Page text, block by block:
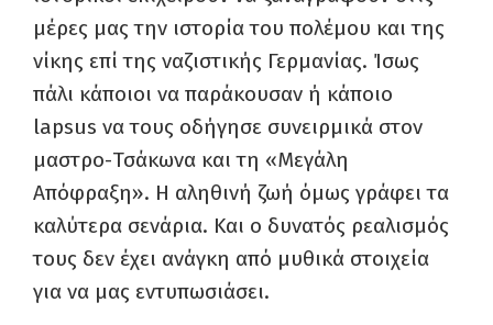
μέρες μας την ιστορία του πολέμου και της
νίκης επί της ναζιστικής Γερμανίας. Ίσως
πάλι κάποιοι να παράκουσαν ή κάποιο
lapsus να τους οδήγησε συνειρμικά στον
μαστρο-Τσάκωνα και τη «Μεγάλη
Απόφραξη». Η αληθινή ζωή όμως γράφει τα
καλύτερα σενάρια. Και ο δυνατός ρεαλισμός
τους δεν έχει ανάγκη από μυθικά στοιχεία
για να μας εντυπωσιάσει.